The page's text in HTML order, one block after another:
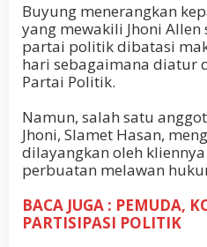
Buyung menerangkan
yang mewakili Jhoni
partai politik dibatasi
hari sebagaimana diatur
Partai Politik.
Namun, salah satu
Jhoni, Slamet Hasan,
dilayangkan oleh
perbuatan melawan
BACA JUGA : PEMUDA,
PARTISIPASI POLITIK